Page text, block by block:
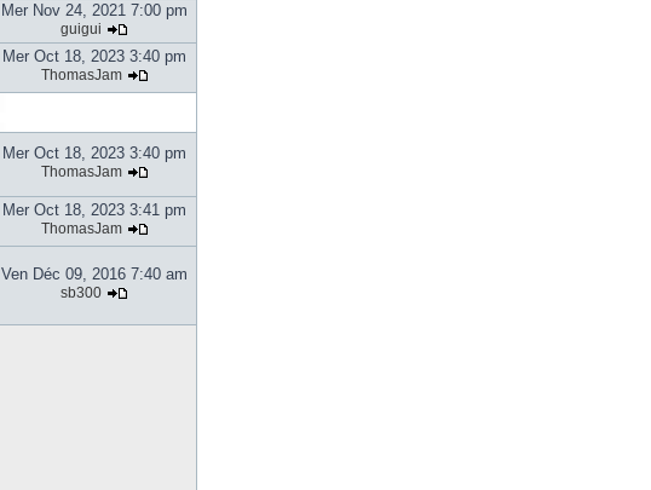
Mer Nov 24, 2021 7:00 pm
guigui
Mer Oct 18, 2023 3:40 pm
ThomasJam
Mer Oct 18, 2023 3:40 pm
ThomasJam
Mer Oct 18, 2023 3:41 pm
ThomasJam
Ven Déc 09, 2016 7:40 am
sb300